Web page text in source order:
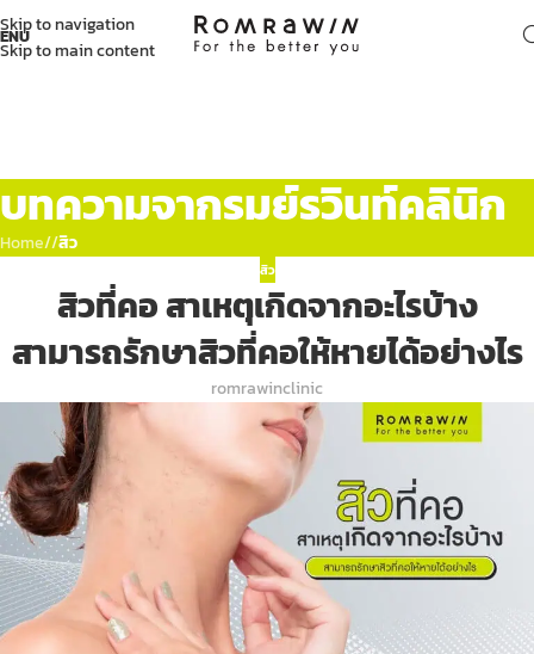
Skip to navigation
Skip to main content
บทความจากรมย์รวินท์คลินิก
Home/ สิว
สิว
สิวที่คอ สาเหตุเกิดจากอะไรบ้าง
สามารถรักษาสิวที่คอให้หายได้อย่างไร
romrawinclinic